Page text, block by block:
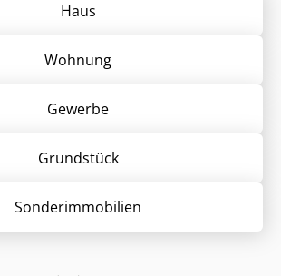
Haus
Wohnung
Gewerbe
Grund­stück
Sonder­immobilien